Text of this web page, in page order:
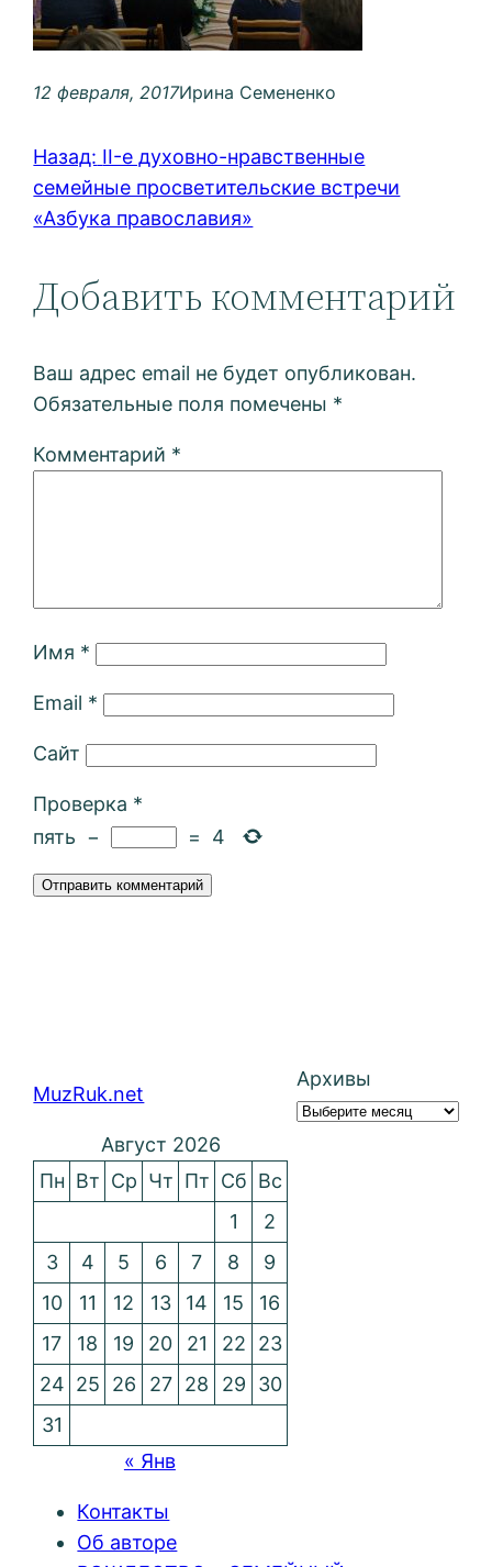
12 февраля, 2017Ирина Семененко
Назад: II-е духовно-нравственные
семейные просветительские встречи
«Азбука православия»
Добавить комментарий
Ваш адрес email не будет опубликован.
Обязательные поля помечены *
Комментарий *
Имя *
Email *
Сайт
Проверка *
пять − = 4
MuzRuk.net
Архивы
Август 2026
Пн Вт Ср Чт Пт Сб Вс
1
2
3
4 5 6 7 8
9
10
11 12 13 14 15
16
17
18 19 20 21 22
23
24 25 26 27 28 29
30
31
« Янв
Контакты
Об авторе